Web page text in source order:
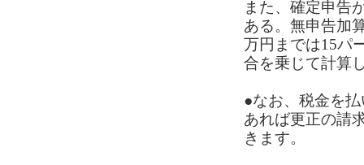
また、確定申告
ある。無申告加
万円までは15パ
合を乗じて計算
●なお、税金を
あれば更正の請
きます。